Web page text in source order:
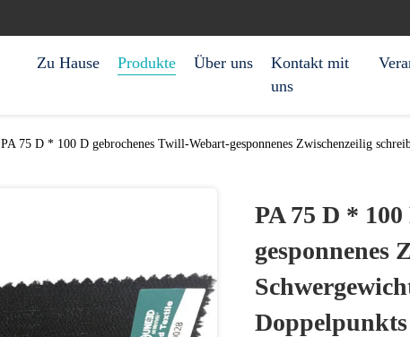
Zu Hause Produkte Über uns
Kontakt mit
uns
PA 75 D * 100 D gebrochenes Twill-Webart-gesponnenes Zwischenzeilig
PA 75 D *
gesponnenes
Doppelpunkts